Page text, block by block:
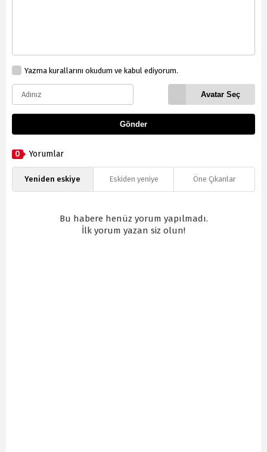
Yazma kurallarını okudum ve kabul ediyorum.
Avatar Seç
Gönder
0 Yorumlar
Yeniden eskiye Eskiden yeniye Öne Çıkanlar
Bu habere henüz yorum yapılmadı.
İlk yorum yazan siz olun!